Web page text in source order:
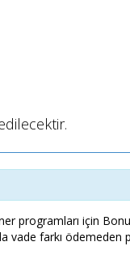
programları için
vade farkı ödemeden